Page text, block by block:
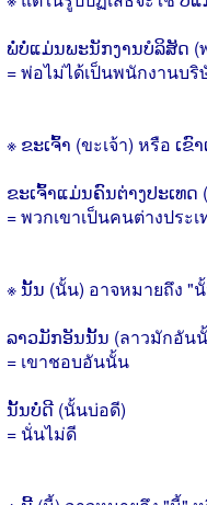
ພໍ່ບໍ່ແມ່ນພະນັກງານບໍລິສັດ (
= พ่อไม่ได้เป็นพนักงานบริ
※ ຂະເຈົ້າ (ขะเจ้า) หรือ ເຂົ
ຂະເຈົ້າແມ່ນຄົນຕ່າງປະເທດ
= พวกเขาเป็นคนต่างประเ
※ ນັ້ນ (นั้น) อาจหมายถึง "
ລາວມັກອັນນັ້ນ (ลาวมักอัน
= เขาชอบอันนั้น
ນັ້ນບໍ່ດີ (นั้นบ่อดี)
= นั่นไม่ดี